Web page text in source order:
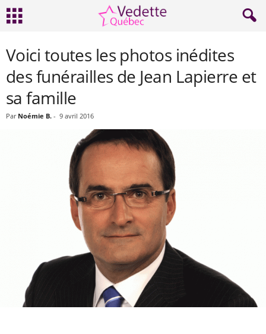
Voici toutes les photos inédites
des funérailles de Jean Lapierre et
sa famille
Par Noémie B. - 9 avril 2016